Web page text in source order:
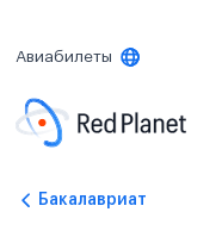
Авиабилеты
Бакалавриат